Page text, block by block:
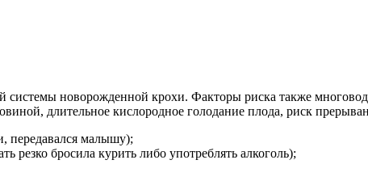
системы новорожденной крохи. Факторы риска также
длительное кислородное голодание плода, риск
передавался малышу);
бросила курить либо употреблять алкоголь);